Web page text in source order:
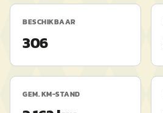
BESCHIKBAAR
306
GEM. KM-STAND